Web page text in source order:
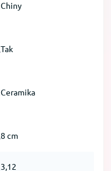
Chiny
Tak
Ceramika
8 cm
3,12